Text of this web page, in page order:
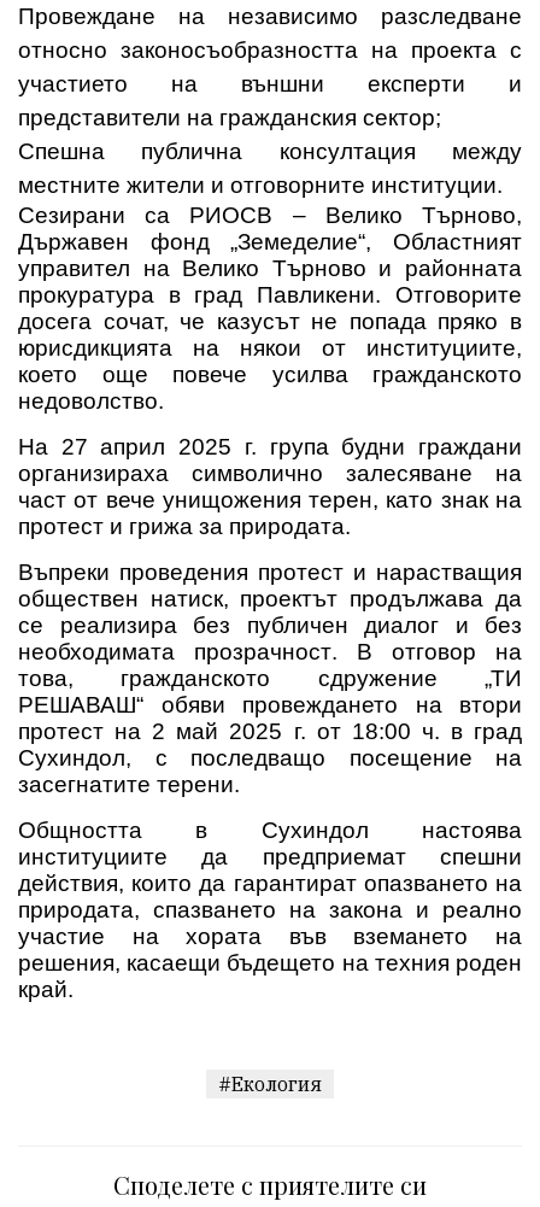
Провеждане на независимо разследване
относно законосъобразността на проекта с
участието на външни експерти и
представители на гражданския сектор;
Спешна публична консултация между
местните жители и отговорните институции.
Сезирани са РИОСВ – Велико Търново,
Държавен фонд „Земеделие“, Областният
управител на Велико Търново и районната
прокуратура в град Павликени. Отговорите
досега сочат, че казусът не попада пряко в
юрисдикцията на някои от институциите,
което още повече усилва гражданското
недоволство.
На 27 април 2025 г. група будни граждани
организираха символично залесяване на
част от вече унищожения терен, като знак на
протест и грижа за природата.
Въпреки проведения протест и нарастващия
обществен натиск, проектът продължава да
се реализира без публичен диалог и без
необходимата прозрачност. В отговор на
това, гражданското сдружение „ТИ
РЕШАВАШ“ обяви провеждането на втори
протест на 2 май 2025 г. от 18:00 ч. в град
Сухиндол, с последващо посещение на
засегнатите терени.
Общността в Сухиндол настоява
институциите да предприемат спешни
действия, които да гарантират опазването на
природата, спазването на закона и реално
участие на хората във вземането на
решения, касаещи бъдещето на техния роден
край.
#Екология
Споделете с приятелите си